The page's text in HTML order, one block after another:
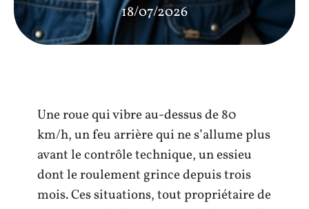
18/07/2026
Une roue qui vibre au-dessus de 80
km/h, un feu arrière qui ne s’allume plus
avant le contrôle technique, un essieu
dont le roulement grince depuis trois
mois. Ces situations, tout propriétaire de